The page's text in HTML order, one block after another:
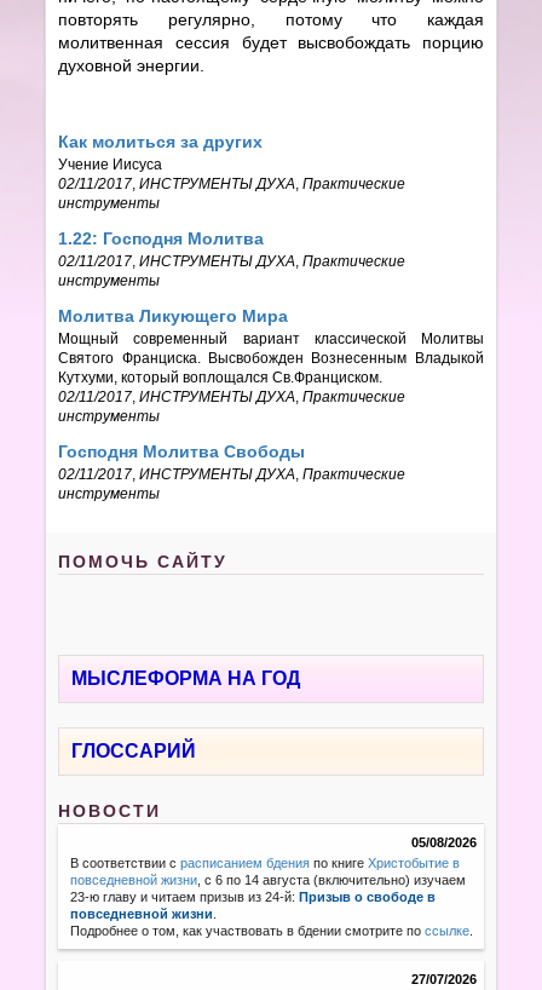
повторять регулярно, потому что каждая
молитвенная сессия будет высвобождать порцию
духовной энергии.
Как молиться за других
Учение Иисуса
02/11/2017 ,ИНСТРУМЕНТЫ ДУХА ,Практические
инструменты
1.22: Господня Молитва
02/11/2017 ,ИНСТРУМЕНТЫ ДУХА ,Практические
инструменты
Молитва Ликующего Мира
Мощный современный вариант классической Молитвы
Святого Франциска. Высвобожден Вознесенным Владыкой
Кутхуми, который воплощался Св.Франциском.
02/11/2017 ,ИНСТРУМЕНТЫ ДУХА ,Практические
инструменты
Господня Молитва Свободы
02/11/2017 ,ИНСТРУМЕНТЫ ДУХА ,Практические
инструменты
ПОМОЧЬ САЙТУ
МЫСЛЕФОРМА НА ГОД
ГЛОССАРИЙ
НОВОСТИ
05/08/2026
В соответствии срасписанием бдения по книгеХристобытие в
повседневной жизни , с 6 по 14 августа (включительно) изучаем
23-ю главу и читаем призыв из 24-й:Призыв о свободе в
повседневной жизни
Подробнее о том, как участвовать в бдении смотрите поссылке
27/07/2026